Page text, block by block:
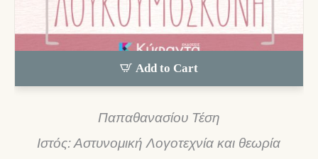
Add to Cart
Παπαθανασίου Τέση
Ιστός: Αστυνομική Λογοτεχνία και θεωρία